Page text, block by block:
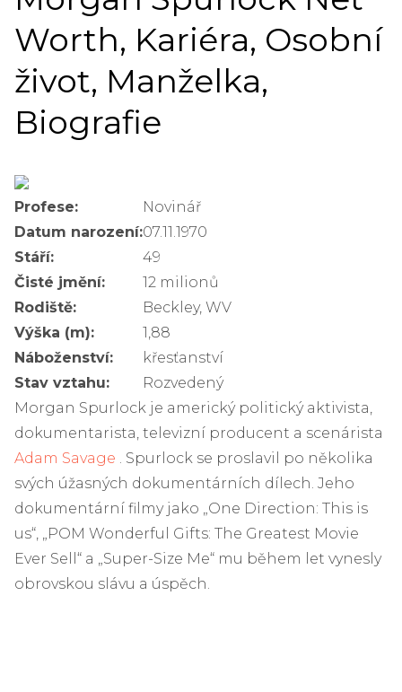
Worth, Kariéra, Osobní
život, Manželka,
Biografie
Profese:
Novinář
Datum narození:07.11.1970
Stáří:
49
Čisté jmění:
12 milionů
Rodiště:
Beckley, WV
Výška (m):
1,88
Náboženství:
křesťanství
Stav vztahu:
Rozvedený
Morgan Spurlock je americký politický aktivista,
dokumentarista, televizní producent a scenárista
Adam Savage . Spurlock se proslavil po několika
svých úžasných dokumentárních dílech. Jeho
dokumentární filmy jako „One Direction: This is
us“, „POM Wonderful Gifts: The Greatest Movie
Ever Sell“ a „Super-Size Me“ mu během let vynesly
obrovskou slávu a úspěch.